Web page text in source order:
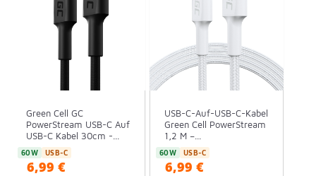
Green Cell GC
PowerStream USB-C Auf
USB-C Kabel 30cm -...
60W USB-C
6,99 €
USB-C-Auf-USB-C-Kabel
Green Cell PowerStream
1,2 M –...
60W USB-C
6,99 €